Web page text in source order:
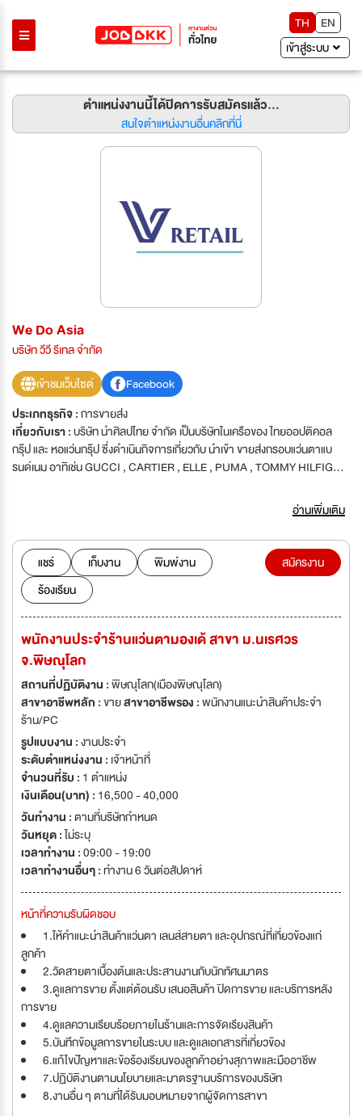
TH
EN
เข้าสู่ระบบ
ตำแหน่งงานนี้ได้ปิดการรับสมัครแล้ว...
สนใจตำแหน่งงานอื่นคลิกที่นี่
We Do Asia
บริษัท วีวี รีเทล จำกัด
เข้าชมเว็บไซต์
Facebook
ประเภทธุรกิจ :การขายส่ง
เกี่ยวกับเรา :บริษัท นำศิลปไทย จำกัด เป็นบริษัทในเครือของ ไทยออปติคอล
กรุ๊ป และ หอแว่นกรุ๊ป ซึ่งดำเนินกิจการเกี่ยวกับ นำเข้า ขายส่งกรอบแว่นตาแบ
รนด์เนม อาทิเช่น GUCCI , CARTIER , ELLE , PUMA , TOMMY HILFIGER
เลนส์แว่นตาทุกชนิด เช่น EXCELITE LENS , SEIKO LENS , TOKAI LENS
ฯลฯ และเครื่องตรวจวัดสายตา รวมทั้งอุปกรณ์ เครื่องมือที่ใช้ในการประกอบ
แว่นตาทุกชนิด บริษัทฯ จึงมีความต้องการผู้ที่มีความสามารถเข้ามาเป็นส่วนหนึ่ง
ของผู้ร่วมงานที่มีคุณภาพและพร้อมจะก้าวหน้าไปกับเรา
อ่านเพิ่มเติม
แชร์ เก็บงาน
พิมพ์งาน
ร้องเรียน
สมัครงาน
พนักงานประจำร้านแว่นตามองเด้ สาขา ม.นเรศวร
จ.พิษณุโลก
สถานที่ปฏิบัติงาน :พิษณุโลก(เมืองพิษณุโลก)
สาขาอาชีพหลัก :ขายสาขาอาชีพรอง :พนักงานแนะนำสินค้าประจำ
ร้าน/PC
รูปแบบงาน :งานประจำ
ระดับตำแหน่งงาน : เจ้าหน้าที่
จำนวนที่รับ : 1 ตำแหน่ง
เงินเดือน(บาท) : 16,500 - 40,000
วันทำงาน :ตามที่บริษัทกำหนด
วันหยุด :ไม่ระบุ
เวลาทำงาน :09:00 - 19:00
เวลาทำงานอื่นๆ :ทำงาน 6 วันต่อสัปดาห์
หน้าที่ความรับผิดชอบ
1.ให้คำแนะนำสินค้าแว่นตา เลนส์สายตา และอุปกรณ์ที่เกี่ยวข้องแก่
ลูกค้า
2.วัดสายตาเบื้องต้นและประสานงานกับนักทัศนมาตร
3.ดูแลการขาย ตั้งแต่ต้อนรับ เสนอสินค้า ปิดการขาย และบริการหลัง
การขาย
4.ดูแลความเรียบร้อยภายในร้านและการจัดเรียงสินค้า
5.บันทึกข้อมูลการขายในระบบ และดูแลเอกสารที่เกี่ยวข้อง
6.แก้ไขปัญหาและข้อร้องเรียนของลูกค้าอย่างสุภาพและมืออาชีพ
7.ปฏิบัติงานตามนโยบายและมาตรฐานบริการของบริษัท
8.งานอื่น ๆ ตามที่ได้รับมอบหมายจากผู้จัดการสาขา